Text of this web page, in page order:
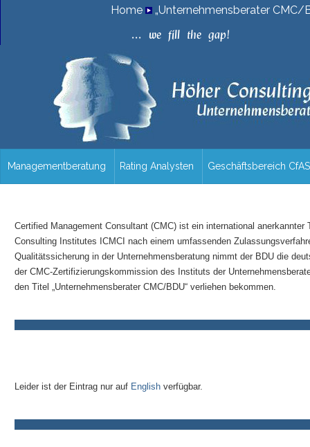
Home „Unternehmensberater CMC/
... we fill the gap!
Managementberatung Rating Analysten Geschäftsbereich CfAS
Certified Management Consultant (CMC) ist ein international
Consulting Institutes ICMCI nach einem umfassenden
Qualitätssicherung in der Unternehmensberatung nimmt der BDU die
der CMC-Zertifizierungskommission des Instituts der
den Titel „Unternehmensberater CMC/BDU“ verliehen bekommen.
Leider ist der Eintrag nur auf English verfügbar.